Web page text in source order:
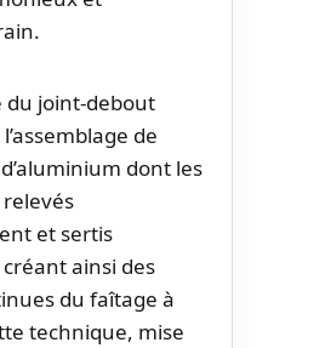
du joint-debout
de
dont les
et sertis
ainsi des
du faîtage à
technique, mise